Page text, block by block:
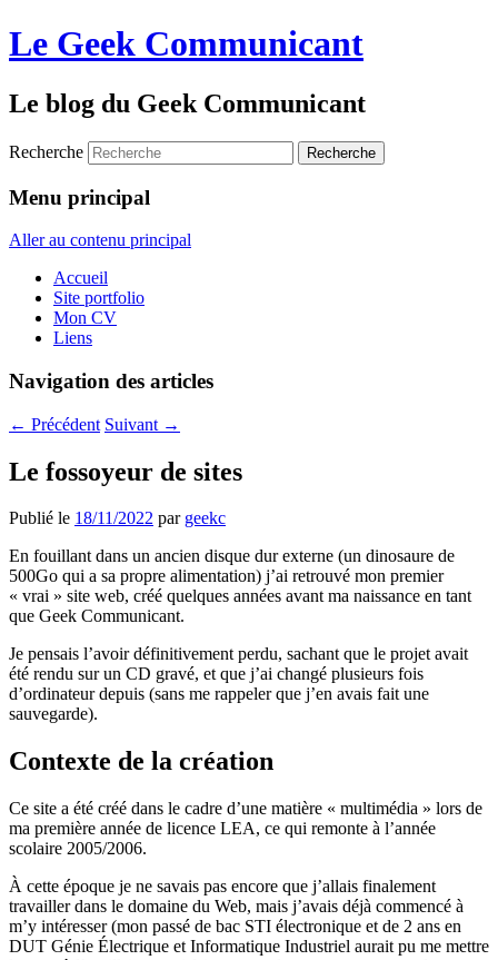
Le Geek Communicant
Le blog du Geek Communicant
Recherche
Menu principal
Aller au contenu principal
Accueil
Site portfolio
Mon CV
Liens
Navigation des articles
← Précédent Suivant →
Le fossoyeur de sites
Publié le 18/11/2022 par geekc
En fouillant dans un ancien disque dur externe (un dinosaure de
500Go qui a sa propre alimentation) j’ai retrouvé mon premier
« vrai » site web, créé quelques années avant ma naissance en tant
que Geek Communicant.
Je pensais l’avoir définitivement perdu, sachant que le projet avait
été rendu sur un CD gravé, et que j’ai changé plusieurs fois
d’ordinateur depuis (sans me rappeler que j’en avais fait une
sauvegarde).
Contexte de la création
Ce site a été créé dans le cadre d’une matière « multimédia » lors de
ma première année de licence LEA, ce qui remonte à l’année
scolaire 2005/2006.
À cette époque je ne savais pas encore que j’allais finalement
travailler dans le domaine du Web, mais j’avais déjà commencé à
m’y intéresser (mon passé de bac STI électronique et de 2 ans en
DUT Génie Électrique et Informatique Industriel aurait pu me mettre